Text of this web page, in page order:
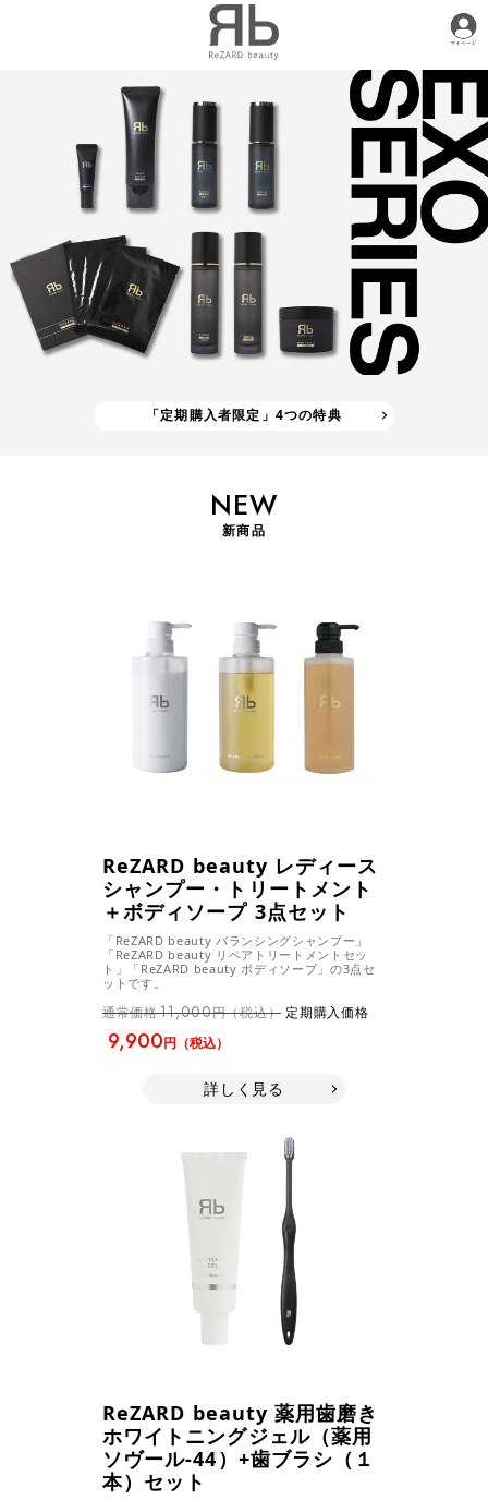
「定期購入者限定」4つの特典
NEW
新商品
ReZARD beauty レディース
シャンプー・トリートメント
＋ボディソープ 3点セット
「ReZARD beauty バランシングシャンプー」
「ReZARD beauty リペアトリートメントセッ
ト」「ReZARD beauty ボディソープ」の3点セ
ットです。
通常価格11,000円（税込） 定期購入価格
9,900円（税込）
詳しく見る
ReZARD beauty 薬用歯磨き
ホワイトニングジェル（薬用
ソヴール-44）+歯ブラシ（１
本）セット